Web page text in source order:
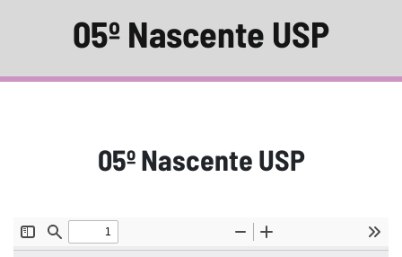
05º Nascente USP
05º Nascente USP